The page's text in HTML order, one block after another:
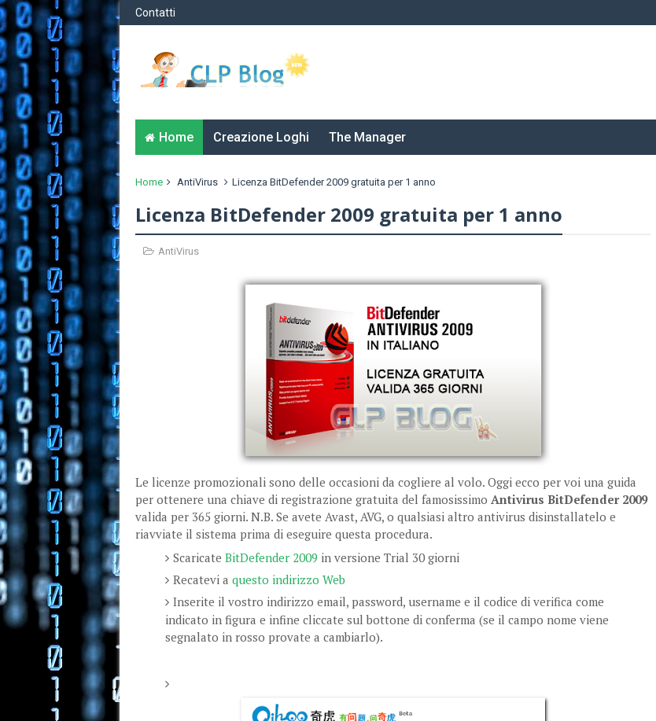
Contatti
Home Creazione Loghi The Manager
Home AntiVirus Licenza BitDefender 2009 gratuita per 1 anno
Licenza BitDefender 2009 gratuita per 1 anno
AntiVirus
Le licenze promozionali sono delle occasioni da cogliere al volo. Oggi ecco per voi una guida
per ottenere una chiave di registrazione gratuita del famosissimo Antivirus BitDefender 2009
valida per 365 giorni. N.B. Se avete Avast, AVG, o qualsiasi altro antivirus disinstallatelo e
riavviate il sistema prima di eseguire questa procedura.
Scaricate BitDefender 2009 in versione Trial 30 giorni
Recatevi a questo indirizzo Web
Inserite il vostro indirizzo email, password, username e il codice di verifica come
indicato in figura e infine cliccate sul bottone di conferma (se il campo nome viene
segnalato in rosso provate a cambiarlo).